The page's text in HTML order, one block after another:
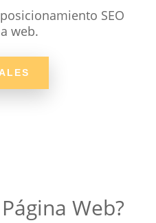
SEO
web.
Web?